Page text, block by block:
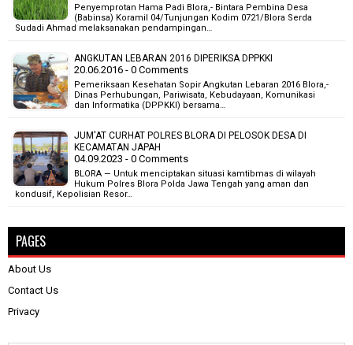
Penyemprotan Hama Padi Blora,- Bintara Pembina Desa
(Babinsa) Koramil 04/Tunjungan Kodim 0721/Blora Serda
Sudadi Ahmad melaksanakan pendampingan…
ANGKUTAN LEBARAN 2016 DIPERIKSA DPPKKI
20.06.2016 - 0 Comments
Pemeriksaan Kesehatan Sopir Angkutan Lebaran 2016 Blora,-
Dinas Perhubungan, Pariwisata, Kebudayaan, Komunikasi
dan Informatika (DPPKKI) bersama…
JUM'AT CURHAT POLRES BLORA DI PELOSOK DESA DI
KECAMATAN JAPAH
04.09.2023 - 0 Comments
BLORA — Untuk menciptakan situasi kamtibmas di wilayah
Hukum Polres Blora Polda Jawa Tengah yang aman dan
kondusif, Kepolisian Resor…
PAGES
About Us
Contact Us
Privacy